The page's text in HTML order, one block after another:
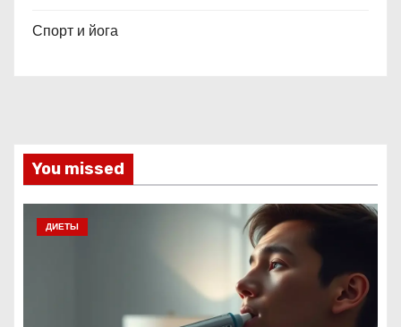
Спорт и йога
You missed
ДИЕТЫ